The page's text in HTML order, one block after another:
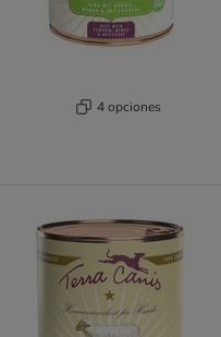
4 opciones